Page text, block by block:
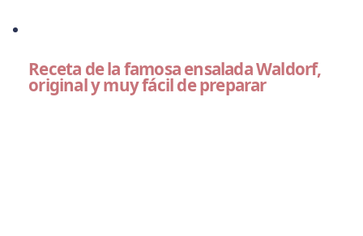
Receta de la famosa ensalada Waldorf,
original y muy fácil de preparar